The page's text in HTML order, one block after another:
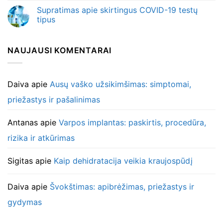
Supratimas apie skirtingus COVID-19 testų
tipus
NAUJAUSI KOMENTARAI
Daiva apie Ausų vaško užsikimšimas: simptomai,
priežastys ir pašalinimas
Antanas apie Varpos implantas: paskirtis, procedūra,
rizika ir atkūrimas
Sigitas apie Kaip dehidratacija veikia kraujospūdį
Daiva apie Švokštimas: apibrėžimas, priežastys ir
gydymas